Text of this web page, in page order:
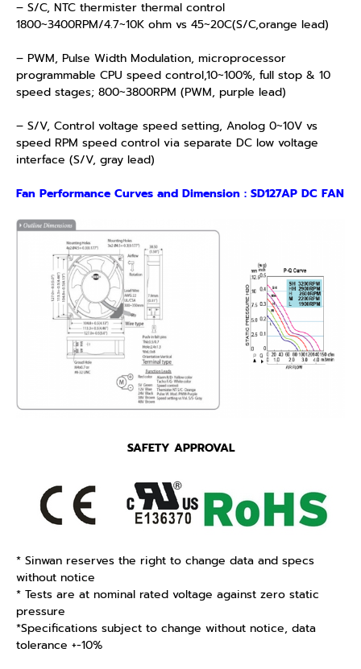
– S/C, NTC thermister thermal control
1800~3400RPM/4.7~10K ohm vs 45~20C(S/C,orange lead)
– PWM, Pulse Width Modulation, microprocessor
programmable CPU speed control,10~100%, full stop & 10
speed stages; 800~3800RPM (PWM, purple lead)
– S/V, Control voltage speed setting, Anolog 0~10V vs
speed RPM speed control via separate DC low voltage
interface (S/V, gray lead)
Fan Performance Curves and Dimension : SD127AP DC FAN
SAFETY APPROVAL
* Sinwan reserves the right to change data and specs
without notice
* Tests are at nominal rated voltage against zero static
pressure
*Specifications subject to change without notice, data
tolerance +-10%